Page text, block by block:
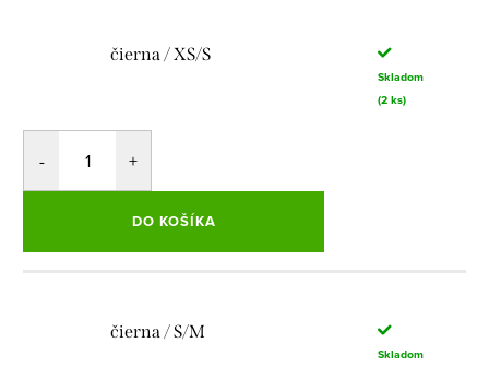
čierna / XS/S
Skladom
(2 ks)
DO KOŠÍKA
čierna / S/M
Skladom